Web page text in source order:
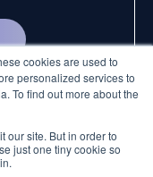
cookies are used to
personalized services to
To find out more about the
our site. But in order to
just one tiny cookie so